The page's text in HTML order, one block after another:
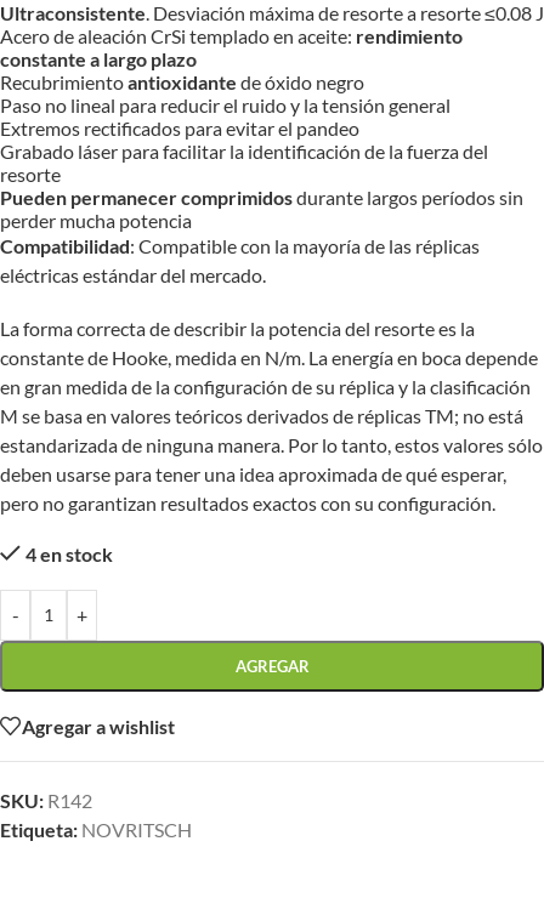
Ultraconsistente. Desviación máxima de resorte a resorte ≤0.08 J
Acero de aleación CrSi templado en aceite: rendimiento
constante a largo plazo
Recubrimientoantioxidante de óxido negro
Paso no lineal para reducir el ruido y la tensión general
Extremos rectificados para evitar el pandeo
Grabado láser para facilitar la identificación de la fuerza del
resorte
Pueden permanecer comprimidosdurante largos períodos sin
perder mucha potencia
Compatibilidad: Compatible con la mayoría de las réplicas
eléctricas estándar del mercado.
La forma correcta de describir la potencia del resorte es la
constante de Hooke, medida en N/m. La energía en boca depende
en gran medida de la configuración de su réplica y la clasificación
M se basa en valores teóricos derivados de réplicas TM; no está
estandarizada de ninguna manera. Por lo tanto, estos valores sólo
deben usarse para tener una idea aproximada de qué esperar,
pero no garantizan resultados exactos con su configuración.
4 en stock
- +
AGREGAR
Agregar a wishlist
SKU: R142
Etiqueta: NOVRITSCH